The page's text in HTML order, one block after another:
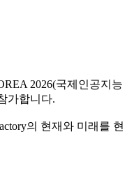
2026(국제인공지능
가합니다.
의 현재와 미래를 현